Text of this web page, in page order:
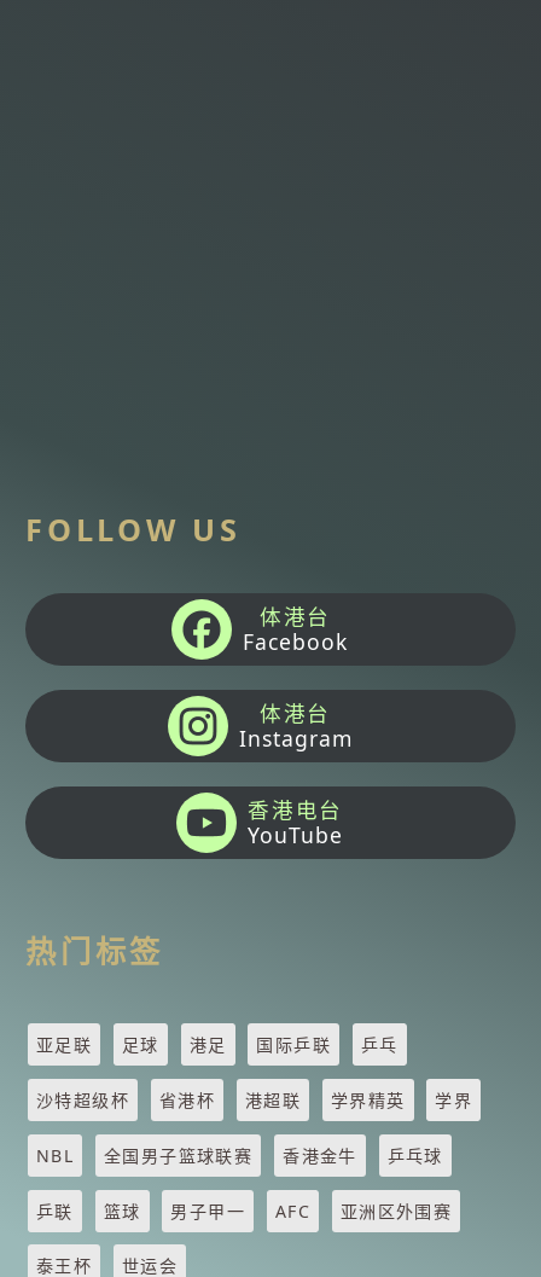
FOLLOW US
体港台
Facebook
体港台
Instagram
香港电台
YouTube
热门标签
亚足联 足球 港足 国际乒联 乒乓
沙特超级杯 省港杯 港超联 学界精英 学界
NBL 全国男子篮球联赛 香港金牛 乒乓球
乒联 篮球 男子甲一 AFC 亚洲区外围赛
泰王杯 世运会